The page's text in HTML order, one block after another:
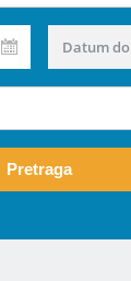
Datum do
Pretraga